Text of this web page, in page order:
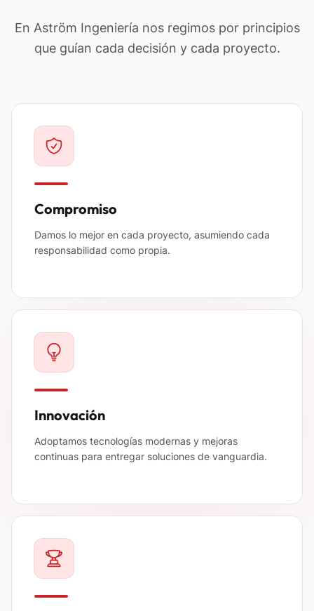
En Aström Ingeniería nos regimos por principios
que guían cada decisión y cada proyecto.
Compromiso
Damos lo mejor en cada proyecto, asumiendo cada
responsabilidad como propia.
Innovación
Adoptamos tecnologías modernas y mejoras
continuas para entregar soluciones de vanguardia.